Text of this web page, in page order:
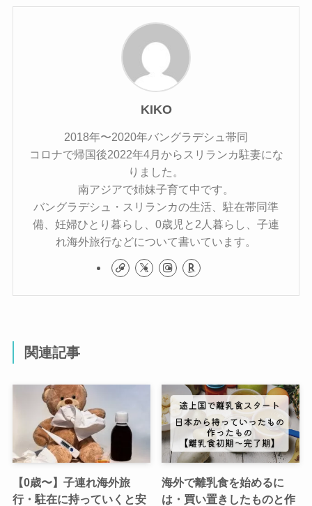
KIKO
2018年〜2020年バングラデシュ帯同
コロナで帰国後2022年4月からスリランカ駐妻にな
りました。
南アジアで姉妹子育て中です。
バングラデシュ・スリランカの生活、駐在帯同準
備、妊婦ひとり暮らし、0歳児と2人暮らし、子連
れ海外旅行などについて書いています。
関連記事
【0歳〜】子連れ海外旅
行・駐在に持っていくと安
海外で離乳食を始めるに
は・買い置きしたものと作